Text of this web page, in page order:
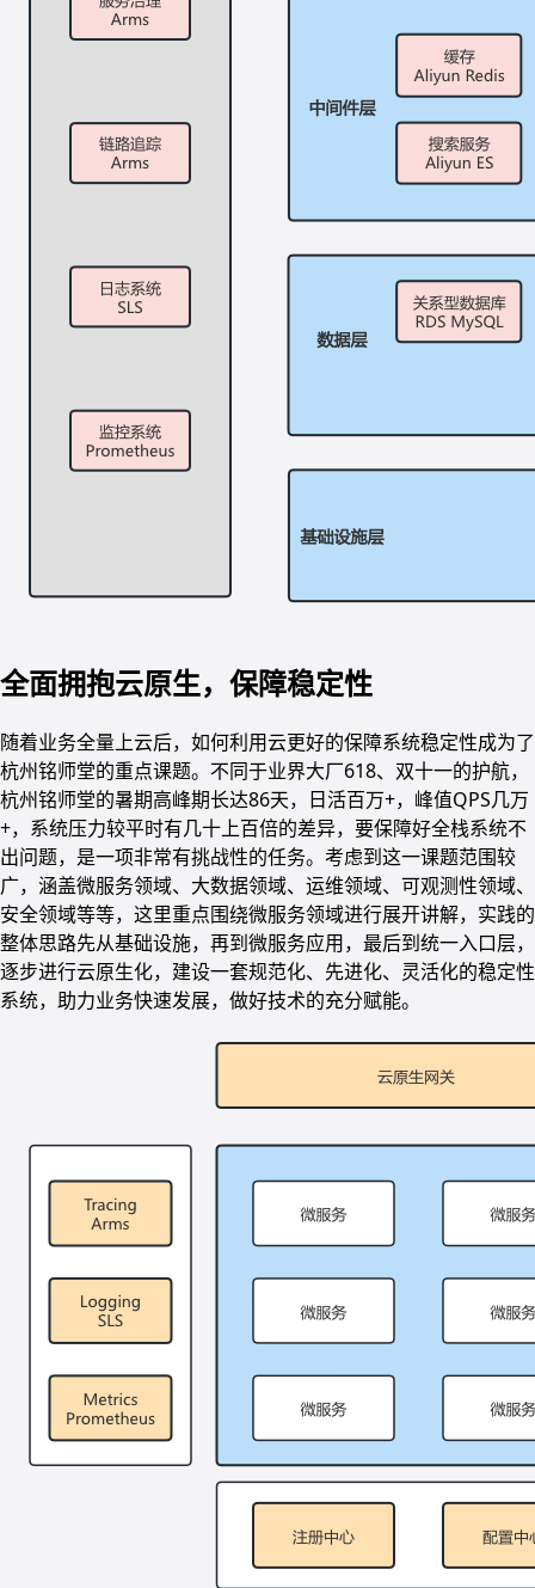
全面拥抱云原生，保障稳定性
随着业务全量上云后，如何利用云更好的保障系统稳定性成为了
杭州铭师堂的重点课题。不同于业界大厂618、双十一的护航，
杭州铭师堂的暑期高峰期长达86天，日活百万+，峰值QPS几万
+，系统压力较平时有几十上百倍的差异，要保障好全栈系统不
出问题，是一项非常有挑战性的任务。考虑到这一课题范围较
广，涵盖微服务领域、大数据领域、运维领域、可观测性领域、
安全领域等等，这里重点围绕微服务领域进行展开讲解，实践的
整体思路先从基础设施，再到微服务应用，最后到统一入口层，
逐步进行云原生化，建设一套规范化、先进化、灵活化的稳定性
系统，助力业务快速发展，做好技术的充分赋能。